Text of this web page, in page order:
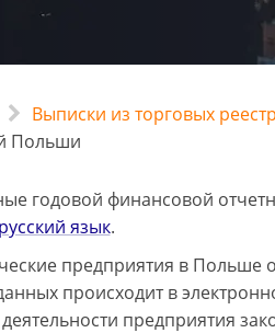
Выписки из торговых
Польши
годовой финансовой
язык.
предприятия в Польше
происходит в
предприятия